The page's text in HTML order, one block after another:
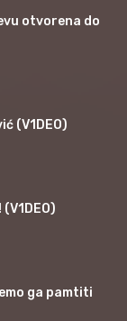
otvorena do
(V1DEO)
ga pamtiti